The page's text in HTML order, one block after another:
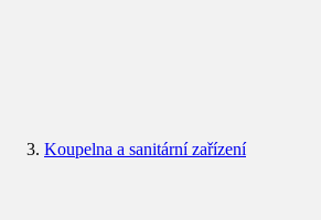
Koupelna a sanitární zařízení